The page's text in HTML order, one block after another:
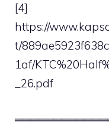
[4]
https://
t/
1af/
_26.pdf